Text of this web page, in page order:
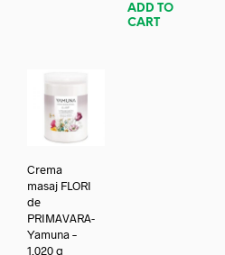
ADD TO
CART
Crema
masaj FLORI
de
PRIMAVARA-
Yamuna –
1.020 g